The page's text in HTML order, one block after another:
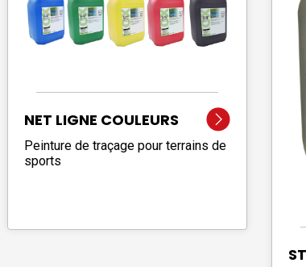
NET LIGNE COULEURS
Peinture de traçage pour terrains de
sports